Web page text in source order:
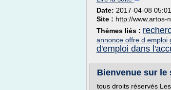
Date: 2017-04-08
Site : http://www.artos-
Thèmes liés :
annonce offre d emploi
d'emploi dans
Bienvenue sur le
tous droits réservés